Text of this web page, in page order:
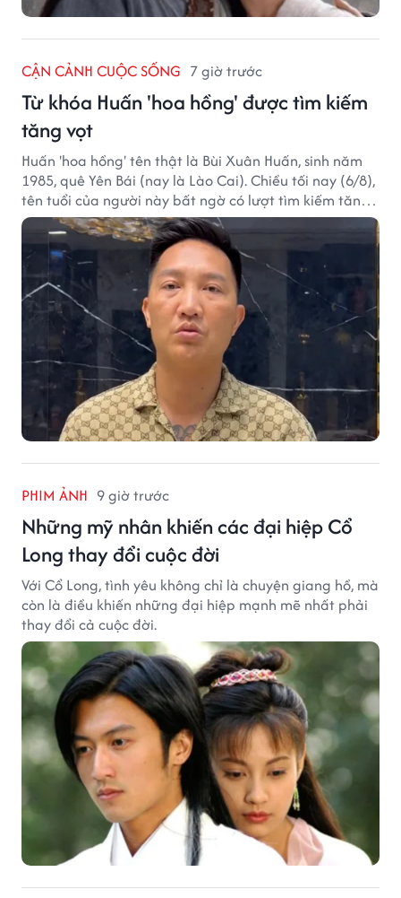
CẬN CẢNH CUỘC SỐNG 7 giờ trước
Từ khóa Huấn 'hoa hồng' được tìm kiếm
tăng vọt
Huấn 'hoa hồng' tên thật là Bùi Xuân Huấn, sinh năm
1985, quê Yên Bái (nay là Lào Cai). Chiều tối nay (6/8),
tên tuổi của người này bất ngờ có lượt tìm kiếm tăng
vọt.
PHIM ẢNH 9 giờ trước
Những mỹ nhân khiến các đại hiệp Cổ
Long thay đổi cuộc đời
Với Cổ Long, tình yêu không chỉ là chuyện giang hồ, mà
còn là điều khiến những đại hiệp mạnh mẽ nhất phải
thay đổi cả cuộc đời.